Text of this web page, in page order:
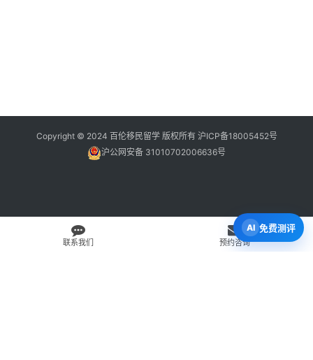
Copyright © 2024 百伦移民留学 版权所有 沪ICP备18005452号
沪公网安备 31010702006636号
联系我们 预约咨询
免费测评